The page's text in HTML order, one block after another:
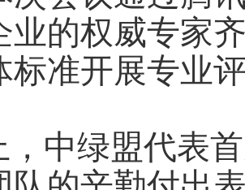
业的权威专家
标准开展专业
，中绿盟代表